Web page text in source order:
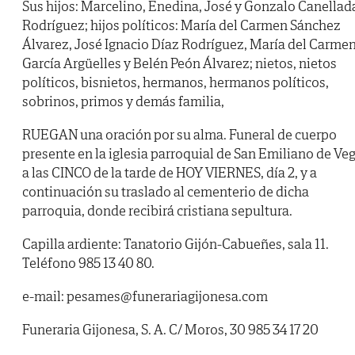
Sus hijos: Marcelino, Enedina, José y Gonzalo
Rodríguez; hijos políticos: María del Carmen Sánchez
Álvarez, José Ignacio Díaz Rodríguez, María del
García Argüelles y Belén Peón Álvarez; nietos, nietos
políticos, bisnietos, hermanos, hermanos políticos,
sobrinos, primos y demás familia,
RUEGAN una oración por su alma. Funeral de cuerpo
presente en la iglesia parroquial de San Emiliano de
a las CINCO de la tarde de HOY VIERNES, día 2, y a
continuación su traslado al cementerio de dicha
parroquia, donde recibirá cristiana sepultura.
Capilla ardiente: Tanatorio Gijón-Cabueñes, sala 11.
Teléfono 985 13 40 80.
e-mail: pesames@funerariagijonesa.com
Funeraria Gijonesa, S. A. C/ Moros, 30 985 34 17 20